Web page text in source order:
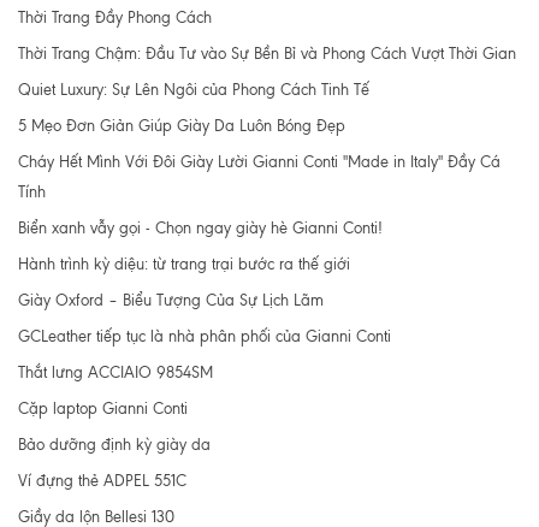
Thời Trang Đầy Phong Cách
Thời Trang Chậm: Đầu Tư vào Sự Bền Bỉ và Phong Cách Vượt Thời Gian
Quiet Luxury: Sự Lên Ngôi của Phong Cách Tinh Tế
5 Mẹo Đơn Giản Giúp Giày Da Luôn Bóng Đẹp
Cháy Hết Mình Với Đôi Giày Lười Gianni Conti "Made in Italy" Đầy Cá
Tính
Biển xanh vẫy gọi - Chọn ngay giày hè Gianni Conti!
Hành trình kỳ diệu: từ trang trại bước ra thế giới
Giày Oxford – Biểu Tượng Của Sự Lịch Lãm
GCLeather tiếp tục là nhà phân phối của Gianni Conti
Thắt lưng ACCIAIO 9854SM
Cặp laptop Gianni Conti
Bảo dưỡng định kỳ giày da
Ví đựng thẻ ADPEL 551C
Giầy da lộn Bellesi 130